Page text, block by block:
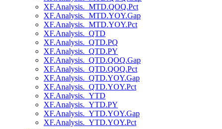
XF.Analysis._MTD.QOQ.Pct
XF.Analysis._MTD.YOY.Gap
XF.Analysis._MTD.YOY.Pct
XF.Analysis._QTD
XF.Analysis._QTD.PQ
XF.Analysis._QTD.PY
XF.Analysis._QTD.QOQ.Gap
XF.Analysis._QTD.QOQ.Pct
XF.Analysis._QTD.YOY.Gap
XF.Analysis._QTD.YOY.Pct
XF.Analysis._YTD
XF.Analysis._YTD.PY
XF.Analysis._YTD.YOY.Gap
XF.Analysis._YTD.YOY.Pct